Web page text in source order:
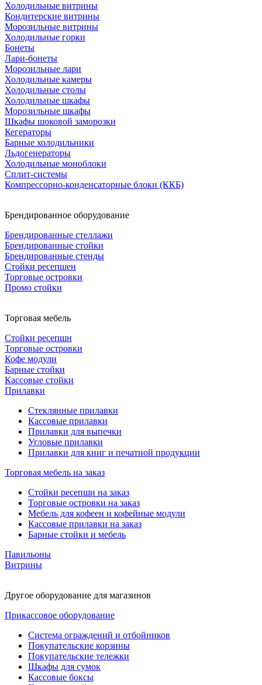
Холодильные витрины
Кондитерские витрины
Морозильные витрины
Холодильные горки
Бонеты
Лари-бонеты
Морозильные лари
Холодильные камеры
Холодильные столы
Холодильные шкафы
Морозильные шкафы
Шкафы шоковой заморозки
Кегераторы
Барные холодильники
Льдогенераторы
Холодильные моноблоки
Сплит-системы
Компрессорно-конденсаторные блоки (ККБ)
Брендированное оборудование
Брендированные стеллажи
Брендированные стойки
Брендированные стенды
Стойки ресепшен
Торговые островки
Промо стойки
Торговая мебель
Стойки ресепшн
Торговые островки
Кофе модули
Барные стойки
Кассовые стойки
Прилавки
Стеклянные прилавки
Кассовые прилавки
Прилавки для выпечки
Угловые прилавки
Прилавки для книг и печатной продукции
Торговая мебель на заказ
Стойки ресепшн на заказ
Торговые островки на заказ
Мебель для кофеен и кофейные модули
Кассовые прилавки на заказ
Барные стойки и мебель
Павильоны
Витрины
Другое оборудование для магазинов
Прикассовое оборудование
Система ограждений и отбойников
Покупательские корзины
Покупательские тележки
Шкафы для сумок
Кассовые боксы